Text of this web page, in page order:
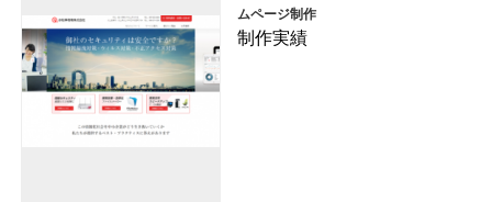
ムページ制作
制作実績